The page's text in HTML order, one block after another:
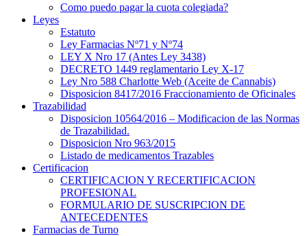
Como puedo pagar la cuota colegiada?
Leyes
Estatuto
Ley Farmacias Nº71 y Nº74
LEY X Nro 17 (Antes Ley 3438)
DECRETO 1449 reglamentario Ley X-17
Ley Nro 588 Charlotte Web (Aceite de Cannabis)
Disposicion 8417/2016 Fraccionamiento de Oficinales
Trazabilidad
Disposicion 10564/2016 – Modificacion de las Normas
de Trazabilidad.
Disposicion Nro 963/2015
Listado de medicamentos Trazables
Certificacion
CERTIFICACION Y RECERTIFICACION
PROFESIONAL
FORMULARIO DE SUSCRIPCION DE
ANTECEDENTES
Farmacias de Turno